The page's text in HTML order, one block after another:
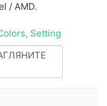
/ AMD.
Setting